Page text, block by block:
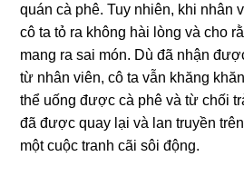
quán cà phê. Tuy nhiên, khi nhân
cô ta tỏ ra không hài lòng và cho
mang ra sai món. Dù đã nhận
từ nhân viên, cô ta vẫn khăng
thể uống được cà phê và từ chối
đã được quay lại và lan truyền
một cuộc tranh cãi sôi động.